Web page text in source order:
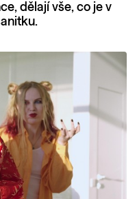
dělají vše, co je v